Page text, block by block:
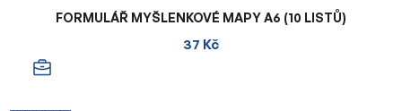
FORMULÁŘ MYŠLENKOVÉ MAPY A6 (10 LISTŮ)
37 Kč